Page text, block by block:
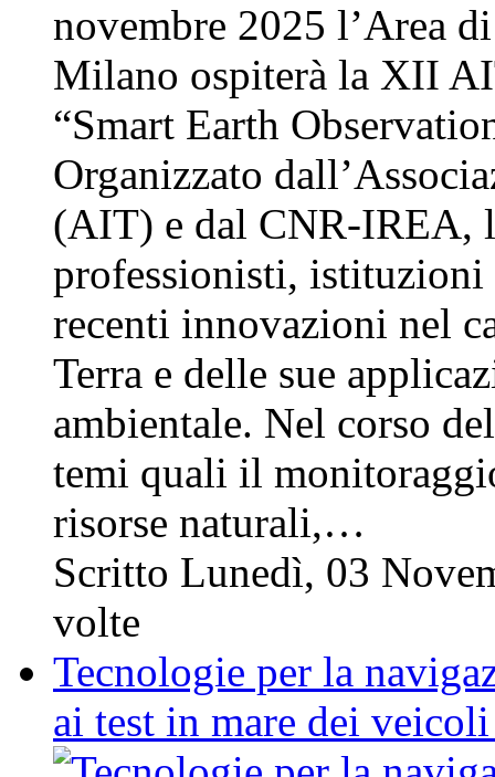
novembre 2025 l’Area
Milano ospiterà la XII
“Smart Earth
Organizzato
(AIT) e dal CNR-IREA,
professionisti, istituzioni
recenti innovazioni nel
Terra e delle sue
ambientale. Nel corso
temi quali il
risorse naturali,…
Scritto Lunedì, 03
volte
Tecnologie per la
ai test in mare dei